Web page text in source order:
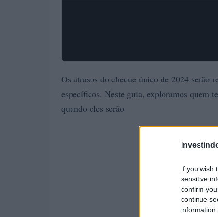
If you wish
sensitive
confirm
continue
information
Os atrasos do cheque único de 2024 serão
específicos. Neste guia, exploramos quem
quando eles serão